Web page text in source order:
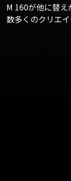
M 160が他に替
数多くのクリエイ